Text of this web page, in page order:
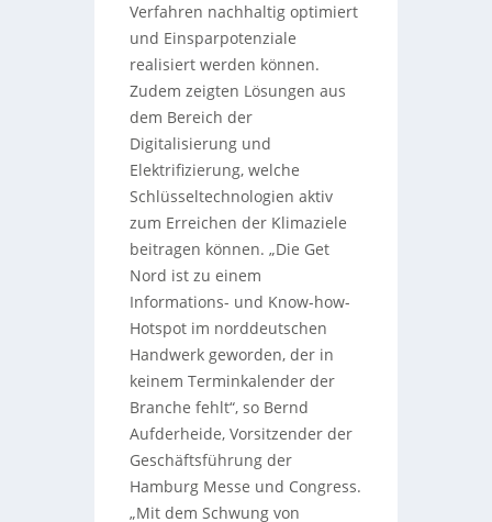
Verfahren nachhaltig optimiert
und Einsparpotenziale
realisiert werden können.
Zudem zeigten Lösungen aus
dem Bereich der
Digitalisierung und
Elektrifizierung, welche
Schlüsseltechnologien aktiv
zum Erreichen der Klimaziele
beitragen können. „Die Get
Nord ist zu einem
Informations- und Know-how-
Hotspot im norddeutschen
Handwerk geworden, der in
keinem Terminkalender der
Branche fehlt“, so Bernd
Aufderheide, Vorsitzender der
Geschäftsführung der
Hamburg Messe und Congress.
„Mit dem Schwung von